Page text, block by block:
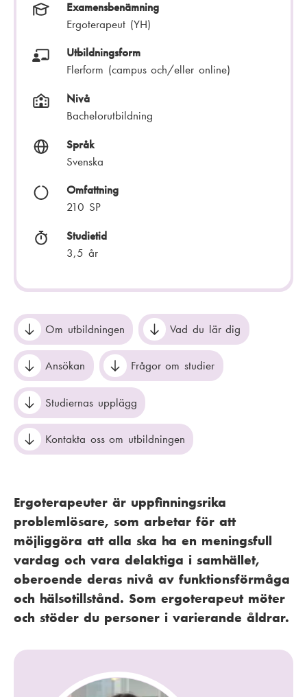
Examensbenämning
Ergoterapeut (YH)
Utbildningsform
Flerform (campus och/eller online)
Nivå
Bachelorutbildning
Språk
Svenska
Omfattning
210 SP
Studietid
3,5 år
Om utbildningen Vad du lär dig
Ansökan Frågor om studier
Studiernas upplägg
Kontakta oss om utbildningen
Ergoterapeuter är uppfinningsrika
problemlösare, som arbetar för att
möjliggöra att alla ska ha en meningsfull
vardag och vara delaktiga i samhället,
oberoende deras nivå av funktionsförmåga
och hälsotillstånd. Som ergoterapeut möter
och stöder du personer i varierande åldrar.